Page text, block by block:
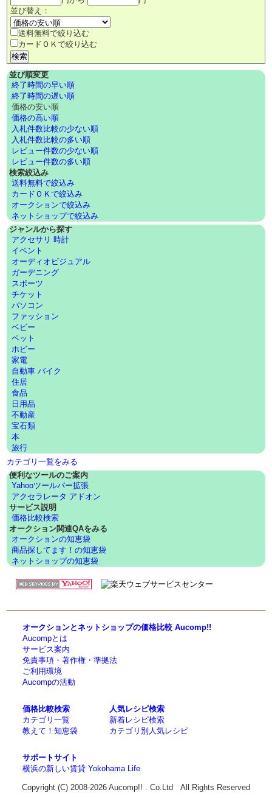
並び替え：
送料無料で絞り込む
カードＯＫで絞り込む
並び順変更
終了時間の早い順
終了時間の遅い順
価格の安い順
価格の高い順
入札件数比較の少ない順
入札件数比較の多い順
レビュー件数の少ない順
レビュー件数の多い順
検索絞込み
送料無料で絞込み
カードＯＫで絞込み
オークションで絞込み
ネットショップで絞込み
ジャンルから探す
アクセサリ 時計
イベント
オーディオビジュアル
ガーデニング
スポーツ
チケット
パソコン
ファッション
ベビー
ペット
ホビー
家電
自動車 バイク
住居
食品
日用品
不動産
宝石類
本
旅行
カテゴリ一覧をみる
便利なツールのご案内
Yahooツールバー拡張
アクセラレータ アドオン
サービス説明
価格比較検索
オークション関連QAをみる
オークションの知恵袋
商品探してます！の知恵袋
ネットショップの知恵袋
オークションとネットショップの価格比較 Aucomp!!
Aucompとは
サービス案内
免責事項・著作権・準拠法
ご利用環境
Aucompの活動
価格比較検索
カテゴリ一覧
教えて！知恵袋
人気レシピ検索
新着レシピ検索
カテゴリ別人気レシピ
サポートサイト
横浜の新しい賃貸 Yokohama Life
Copyright (C) 2008-2026 Aucomp!! . Co.Ltd All Rights Reserved